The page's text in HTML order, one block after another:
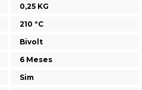
0,25 KG
210 ºC
Bivolt
6 Meses
Sim